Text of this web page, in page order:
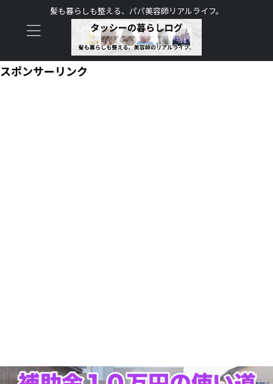
髪も暮らしも整える、パパ美容師リアルライフ。
スポンサーリンク